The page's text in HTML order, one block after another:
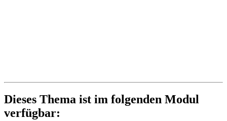
Dieses Thema ist im folgenden Modul
verfügbar: